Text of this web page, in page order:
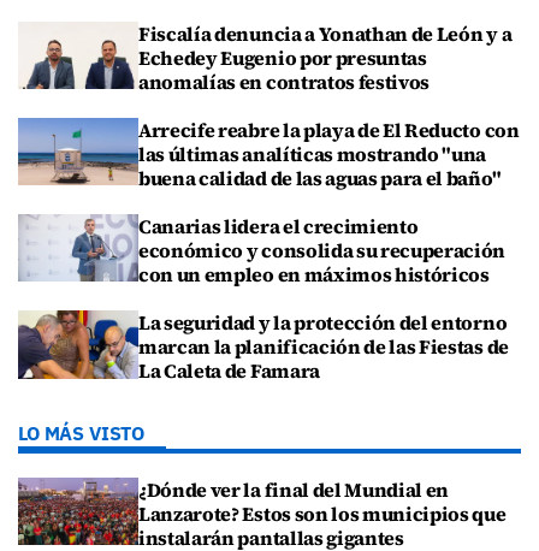
Fiscalía denuncia a Yonathan de León y a
Echedey Eugenio por presuntas
anomalías en contratos festivos
Arrecife reabre la playa de El Reducto con
las últimas analíticas mostrando "una
buena calidad de las aguas para el baño"
Canarias lidera el crecimiento
económico y consolida su recuperación
con un empleo en máximos históricos
La seguridad y la protección del entorno
marcan la planificación de las Fiestas de
La Caleta de Famara
LO MÁS VISTO
¿Dónde ver la final del Mundial en
Lanzarote? Estos son los municipios que
instalarán pantallas gigantes